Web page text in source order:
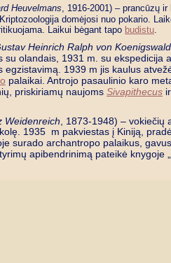
Heuvelmans, 1916-2001) – prancūzų
domėjosi nuo pokario.
Laikui bėgant tapo budistu
Heinrich Ralph von Koenigswald
su olandais, 1931 m. su
egzistavimą. 1939 m jis kaulus
palaikai. Antrojo pasaulinio karo
priskiriamų naujoms Sivapithecus ir
Weidenreich , 1873-1948) – vokiečių
1935 m pakviestas į Kiniją,
surado archantropo palaikus,
apibendrinimą pateikė